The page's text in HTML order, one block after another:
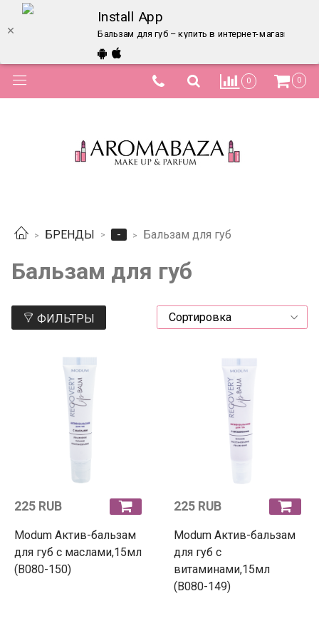
Install App
Бальзам для губ – купить в интернет-магазине по
0 0
БРЕНДЫ - Бальзам для губ
Бальзам для губ
ФИЛЬТРЫ
225 RUB
Modum Актив-бальзам
для губ с маслами,15мл
(B080-150)
225 RUB
Modum Актив-бальзам
для губ с
витаминами,15мл
(B080-149)